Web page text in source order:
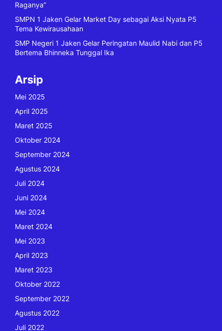
Raganya”
SMPN 1 Jaken Gelar Market Day sebagai Aksi Nyata P5
Tema Kewirausahaan
SMP Negeri 1 Jaken Gelar Peringatan Maulid Nabi dan P5
Bertema Bhinneka Tunggal Ika
Arsip
Mei 2025
April 2025
Maret 2025
Oktober 2024
September 2024
Agustus 2024
Juli 2024
Juni 2024
Mei 2024
Maret 2024
Mei 2023
April 2023
Maret 2023
Oktober 2022
September 2022
Agustus 2022
Juli 2022